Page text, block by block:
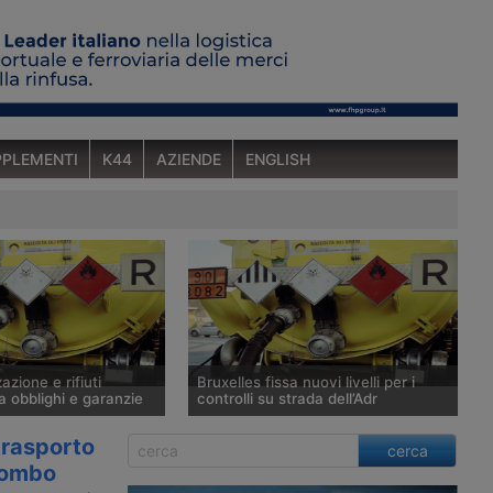
K44 AZIENDE ENGLISH
e rifiuti
obblighi e garanzie
sistemi Gps
trasportano rifiuti
esonera le imprese
Bruxelles fissa nuovi livelli per i
controlli su strada dell’Adr
Nell’ottobre 2025, la Commissione
Europea ha pubblicato la Direttiva UE
cerca